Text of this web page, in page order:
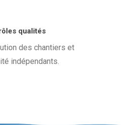
qualités
des chantiers et
indépendants.